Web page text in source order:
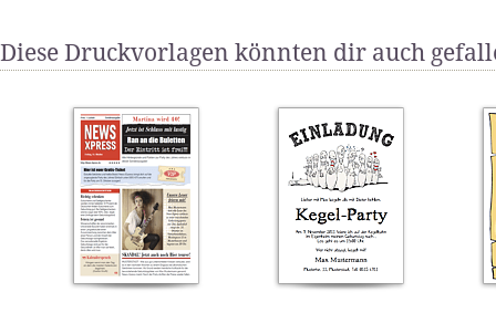
Diese Druckvorlagen könnten dir auch